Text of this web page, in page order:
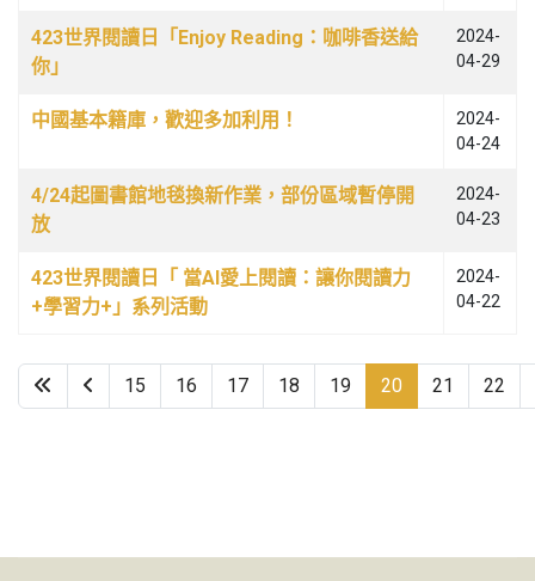
423世界閱讀日「Enjoy Reading：咖啡香送給
你」
2024-
04-29
中國基本籍庫，歡迎多加利用！
2024-
04-24
4/24起圖書館地毯換新作業，部份區域暫停開
放
2024-
04-23
423世界閱讀日「 當AI愛上閱讀：讓你閱讀力
+學習力+」系列活動
2024-
04-22
第 20 頁，共 65 頁
15 16 17 18 19 20 21 22